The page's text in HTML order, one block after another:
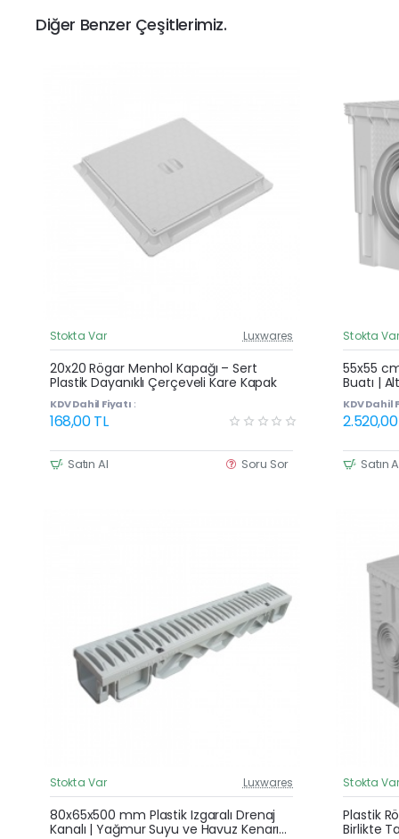
Diğer Benzer Çeşitlerimiz.
Güncel Fiyat
Stokta Var Luxwares
20x20 Rögar Menhol Kapağı – Sert
Plastik Dayanıklı Çerçeveli Kare Kapak
KDV Dahil Fiyatı :
168,00 TL
Satın Al Soru Sor
Stokta Var
55x55
Buatı |
Kapaklı
KDV Dahil
Satın
Güncel Fiyat
Stokta Var Luxwares
80x65x500 mm Plastik Izgaralı Drenaj
Kanalı | Yağmur Suyu ve Havuz Kenarı
Stokta Var
Plastik
Birlikte